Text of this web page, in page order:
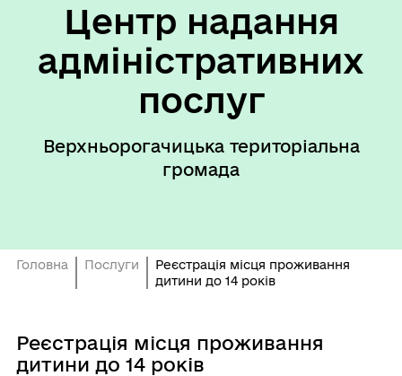
Центр надання
адміністративних
послуг
Верхньорогачицька територіальна
громада
Головна Послуги
Реєстрація місця проживання
дитини до 14 років
Реєстрація місця проживання
дитини до 14 років